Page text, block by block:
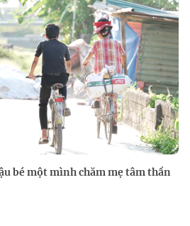
bé một mình chăm mẹ tâm thần